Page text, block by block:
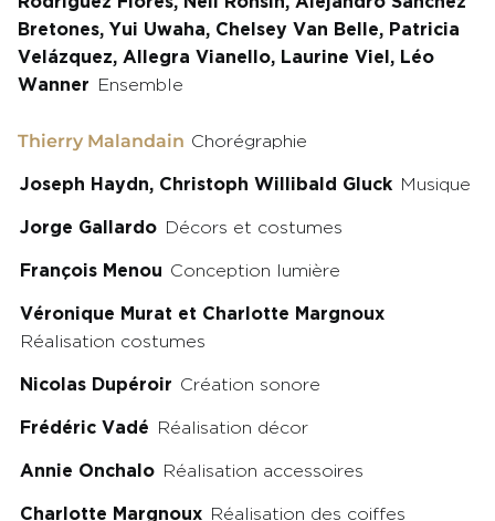
Bretones, Yui Uwaha, Chelsey Van Belle, Patricia
Velázquez, Allegra Vianello, Laurine Viel, Léo
Wanner Ensemble
Thierry Malandain Chorégraphie
Joseph Haydn, Christoph Willibald Gluck Musique
Jorge Gallardo Décors et costumes
François Menou Conception lumière
Véronique Murat et Charlotte Margnoux
Réalisation costumes
Nicolas Dupéroir Création sonore
Frédéric Vadé Réalisation décor
Annie Onchalo Réalisation accessoires
Charlotte Margnoux Réalisation des coiffes